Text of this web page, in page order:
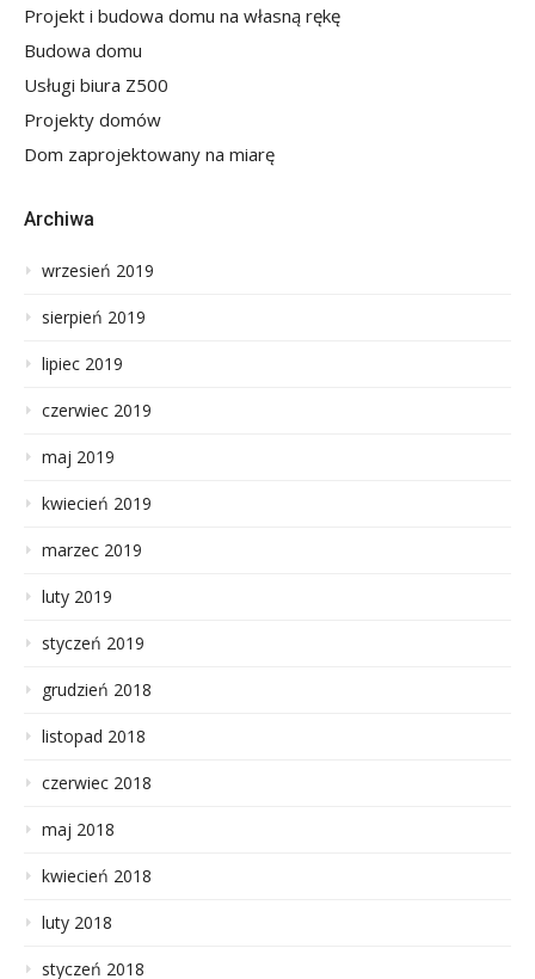
Projekt i budowa domu na własną rękę
Budowa domu
Usługi biura Z500
Projekty domów
Dom zaprojektowany na miarę
Archiwa
wrzesień 2019
sierpień 2019
lipiec 2019
czerwiec 2019
maj 2019
kwiecień 2019
marzec 2019
luty 2019
styczeń 2019
grudzień 2018
listopad 2018
czerwiec 2018
maj 2018
kwiecień 2018
luty 2018
styczeń 2018